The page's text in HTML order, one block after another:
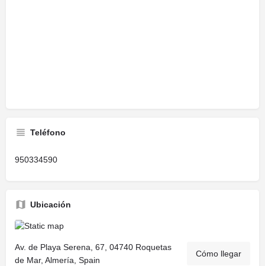
Teléfono
950334590
Ubicación
Av. de Playa Serena, 67, 04740 Roquetas
de Mar, Almería, Spain
Cómo llegar